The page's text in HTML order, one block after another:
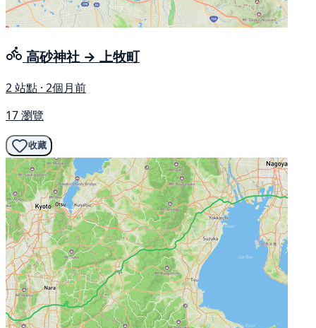
高砂神社 → 上牧町
2 站點 · 2個月前
17 瀏覽
收藏